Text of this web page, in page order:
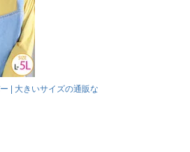
| 大きいサイズの通販な